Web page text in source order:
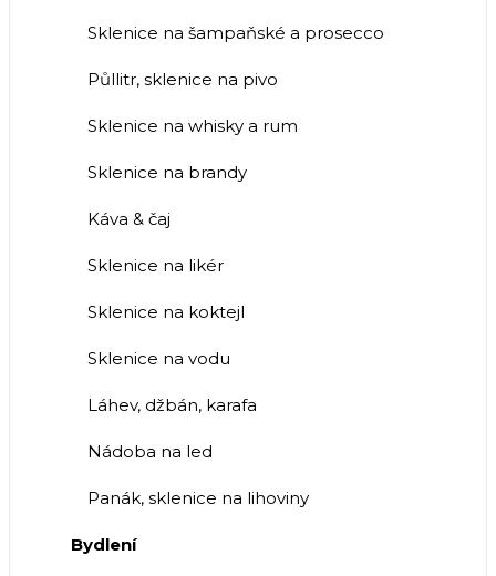
Sklenice na šampaňské a prosecco
Půllitr, sklenice na pivo
Sklenice na whisky a rum
Sklenice na brandy
Káva & čaj
Sklenice na likér
Sklenice na koktejl
Sklenice na vodu
Láhev, džbán, karafa
Nádoba na led
Panák, sklenice na lihoviny
Bydlení